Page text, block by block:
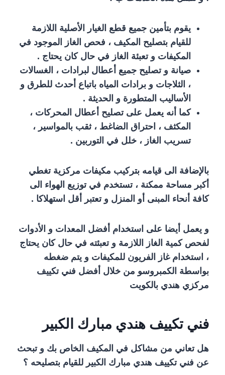
يقوم بتأمين جميع قطع الغيار الأصلية اللازمة
للقيام بتصليح المكيف ، فحص الغاز الموجود في
المكيفات و تعبئة الغاز في حال كان يحتاج .
صيانة و تصليح جميع أعطال لبرادات ، الغسالات
، الثلاجات و برادات المياه باتباع أحدث للطرق و
الأساليب المتطورة و الحديثة .
كما أنه يعمل على تصليح أعطال المحركات ،
المكثف ، احتراق الضاغط ، ثقب بالمواسير ،
تسريب الغاز ، خلل في التوربين .
بالإضافة الى قيامه بتركيب مكيفات مركزية تغطي
أكبر مساحة ممكنة ، تستخدم في توزيع الهواء الى
كافة أنحاء المبنى أو المنزل و تعتبر أقل استهلاكا .
و يعمل أيضا على استخدام أفضل المعدات و الأدوات
لفحص كمية الغاز اللازمة و تعبئته في حال كان يحتاج
، استخدام غاز الفريون للمكيفات و يتم ضغطه
بواسطة الكمبروسو من خلال أفضل فني تكييف
مركزي هندي بالكويت
فني تكييف هندي مبارك الكبير
هل تعاني من مشاكل في المكيف الخاص بك و تبحث
عن فني تكييف هندي مبارك الكبير للقيام بتصليحه ؟